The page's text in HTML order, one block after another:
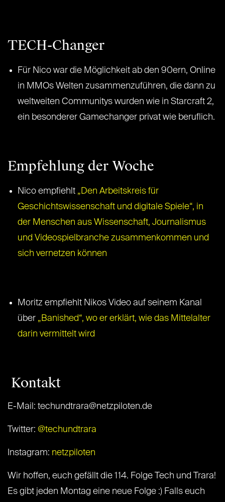
TECH-Changer
Für Nico war die Möglichkeit ab den 90ern, Online
in MMOs Welten zusammenzuführen, die dann zu
weltweiten Communitys wurden wie in Starcraft 2,
ein besonderer Gamechanger privat wie beruflich.
Empfehlung der Woche
Nico empfiehlt „Den Arbeitskreis für
Geschichtswissenschaft und digitale Spiele“, in
der Menschen aus Wissenschaft, Journalismus
und Videospielbranche zusammenkommen und
sich vernetzen können
Moritz empfiehlt Nikos Video auf seinem Kanal
über „Banished“, wo er erklärt, wie das Mittelalter
darin vermittelt wird
Kontakt
E-Mail: techundtrara@netzpiloten.de
Twitter: @techundtrara
Instagram: netzpiloten
Wir hoffen, euch gefällt die 114. Folge Tech und Trara!
Es gibt jeden Montag eine neue Folge :) Falls euch